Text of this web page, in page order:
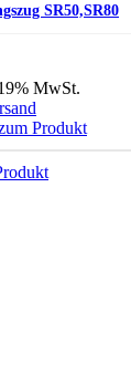
SR50,SR80
MwSt.
Produkt